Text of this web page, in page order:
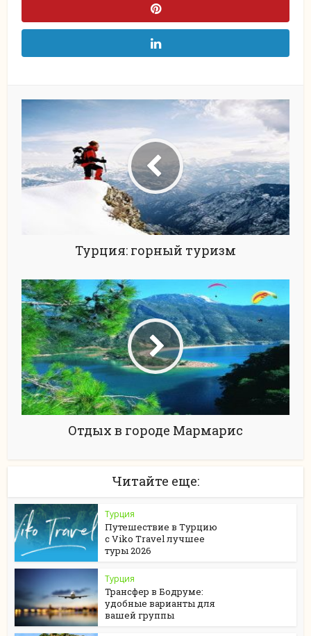
Турция: горный туризм
Отдых в городе Мармарис
Читайте еще:
Турция
Путешествие в Турцию
с Viko Travel лучшее
туры 2026
Турция
Трансфер в Бодруме:
удобные варианты для
вашей группы